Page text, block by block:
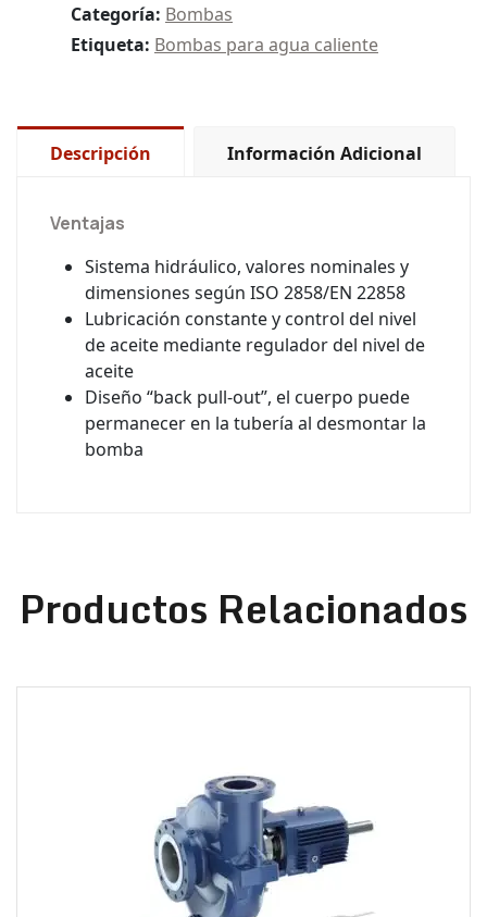
Categoría: Bombas
Etiqueta: Bombas para agua caliente
Descripción Información Adicional
Ventajas
Sistema hidráulico, valores nominales y
dimensiones según ISO 2858/EN 22858
Lubricación constante y control del nivel
de aceite mediante regulador del nivel de
aceite
Diseño “back pull-out”, el cuerpo puede
permanecer en la tubería al desmontar la
bomba
Productos Relacionados